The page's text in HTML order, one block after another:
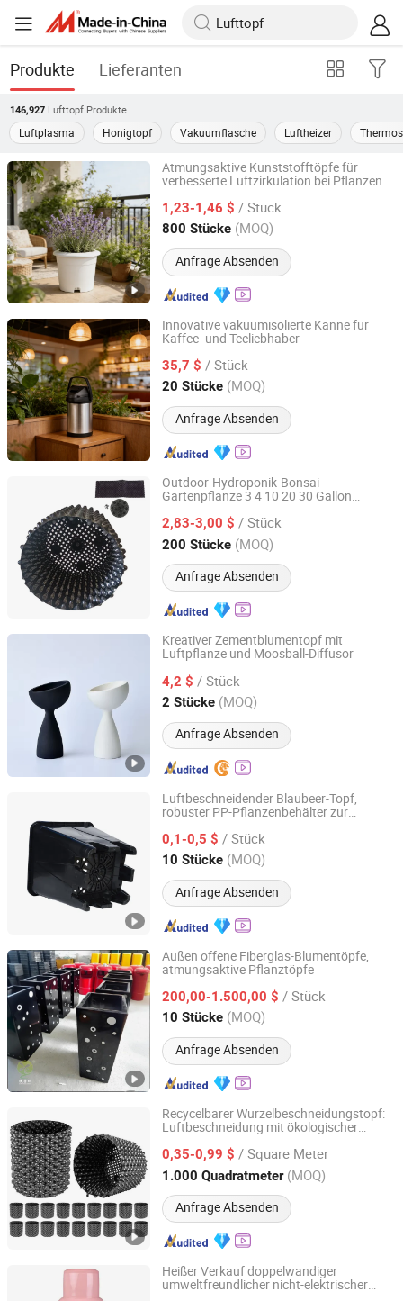
Produkte Lieferanten
146,927 Lufttopf Produkte
Luftplasma Honigtopf Vakuumflasche Luftheizer
Atmungsaktive Kunststofftöpfe für
verbesserte Luftzirkulation bei Pflanzen
1,23-1,46 $ / Stück
800 Stücke (MOQ)
Anfrage Absenden
Haining Huajin Plastics Co., Ltd.
Zhejiang, China Seit 2025
Innovative vakuumisolierte Kanne für
Kaffee- und Teeliebhaber
35,7 $ / Stück
20 Stücke (MOQ)
Anfrage Absenden
Ancheng Hardware Manufacturing Co., Ltd.
Guangdong, China Seit 2026
Outdoor-Hydroponik-Bonsai-
Gartenpflanze 3 4 10 20 30 Gallon
Luftbeschneidungstöpfe für Blumen und
Bäume
2,83-3,00 $ / Stück
200 Stücke (MOQ)
Anfrage Absenden
Taizhou Shengerda Plastic Co., Ltd.
Zhejiang, China Seit 2007
Kreativer Zementblumentopf mit
Luftpflanze und Moosball-Diffusor
4,2 $ / Stück
2 Stücke (MOQ)
Anfrage Absenden
Chaozhou Chaoan Yirui Ceramics Factory
Guangdong, China Seit 2025
Luftbeschneidender Blaubeer-Topf,
robuster PP-Pflanzenbehälter zur
0,1-0,5 $ / Stück
10 Stücke (MOQ)
Anfrage Absenden
Qingdao Rearun Industrial Co., Ltd.
Shandong, China Seit 2021
Außen offene Fiberglas-Blumentöpfe,
atmungsaktive Pflanztöpfe
200,00-1.500,00 $ / Stück
10 Stücke (MOQ)
Anfrage Absenden
Shenzhen Xinfangzhen Technology Co., Ltd.
Guangdong, China Seit 2025
Recycelbarer Wurzelbeschneidungstopf:
Luftbeschneidung mit ökologischer
0,35-0,99 $ / Square Meter
1.000 Quadratmeter (MOQ)
Anfrage Absenden
Sichuan Zhifang Net Industry Co., Ltd.
Sichuan, China Seit 2019
Heißer Verkauf doppelwandiger
umweltfreundlicher nicht-elektrischer
Jinjiang Jiaxing Import and Export Co., Ltd.